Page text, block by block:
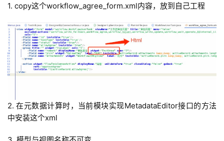
1. copy这个workflow_agree_form.xml内容，放到自己工程
2. 在元数据计算时，当前模块实现MetadataEditor接口的方法
中安装这个xml